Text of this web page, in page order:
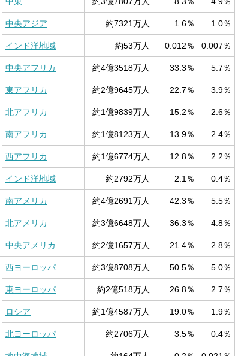
中央アジア 約7321万人 1.6％ 1.0％
インド洋地域 約53万人 0.012％ 0.007％
中央アフリカ 約4億3518万人 33.3％ 5.7％
東アフリカ 約2億9645万人 22.7％ 3.9％
北アフリカ 約1億9839万人 15.2％ 2.6％
南アフリカ 約1億8123万人 13.9％ 2.4％
西アフリカ 約1億6774万人 12.8％ 2.2％
インド洋地域 約2792万人 2.1％ 0.4％
南アメリカ 約4億2691万人 42.3％ 5.5％
北アメリカ 約3億6648万人 36.3％ 4.8％
中央アメリカ 約2億1657万人 21.4％ 2.8％
西ヨーロッパ 約3億8708万人 50.5％ 5.0％
東ヨーロッパ 約2億518万人 26.8％ 2.7％
ロシア 約1億4587万人 19.0％ 1.9％
北ヨーロッパ 約2706万人 3.5％ 0.4％